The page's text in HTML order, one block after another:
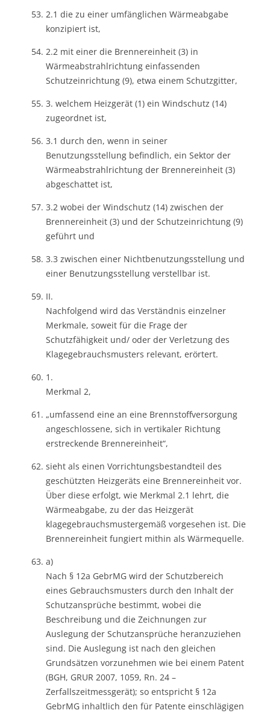
2.1 die zu einer umfänglichen Wärmeabgabe
konzipiert ist,
2.2 mit einer die Brennereinheit (3) in
Wärmeabstrahlrichtung einfassenden
Schutzeinrichtung (9), etwa einem Schutzgitter,
3. welchem Heizgerät (1) ein Windschutz (14)
zugeordnet ist,
3.1 durch den, wenn in seiner
Benutzungsstellung befindlich, ein Sektor der
Wärmeabstrahlrichtung der Brennereinheit (3)
abgeschattet ist,
3.2 wobei der Windschutz (14) zwischen der
Brennereinheit (3) und der Schutzeinrichtung (9)
geführt und
3.3 zwischen einer Nichtbenutzungsstellung und
einer Benutzungsstellung verstellbar ist.
II.
Nachfolgend wird das Verständnis einzelner
Merkmale, soweit für die Frage der
Schutzfähigkeit und/ oder der Verletzung des
Klagegebrauchsmusters relevant, erörtert.
1.
Merkmal 2,
„umfassend eine an eine Brennstoffversorgung
angeschlossene, sich in vertikaler Richtung
erstreckende Brennereinheit“,
sieht als einen Vorrichtungsbestandteil des
geschützten Heizgeräts eine Brennereinheit vor.
Über diese erfolgt, wie Merkmal 2.1 lehrt, die
Wärmeabgabe, zu der das Heizgerät
klagegebrauchsmustergemäß vorgesehen ist. Die
Brennereinheit fungiert mithin als Wärmequelle.
a)
Nach § 12a GebrMG wird der Schutzbereich
eines Gebrauchsmusters durch den Inhalt der
Schutzansprüche bestimmt, wobei die
Beschreibung und die Zeichnungen zur
Auslegung der Schutzansprüche heranzuziehen
sind. Die Auslegung ist nach den gleichen
Grundsätzen vorzunehmen wie bei einem Patent
(BGH, GRUR 2007, 1059, Rn. 24 –
Zerfallszeitmessgerät); so entspricht § 12a
GebrMG inhaltlich den für Patente einschlägigen